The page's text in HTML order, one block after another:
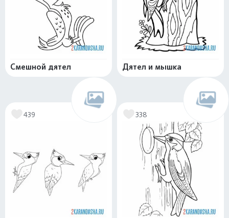
Смешной дятел Дятел и мышка
439 338